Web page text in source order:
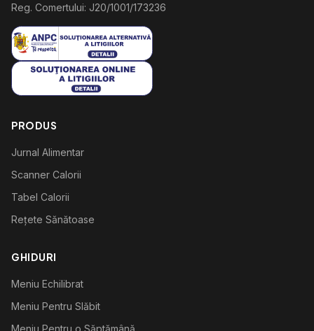
Reg. Comertului: J20/1001/173236
PRODUS
Jurnal Alimentar
Scanner Calorii
Tabel Calorii
Rețete Sănătoase
GHIDURI
Meniu Echilibrat
Meniu Pentru Slăbit
Meniu Pentru o Săptămână